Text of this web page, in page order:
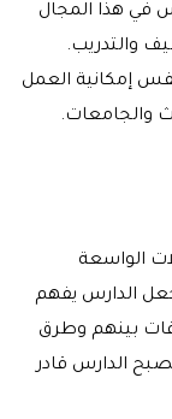
في هذا المجال
والتدريب.
إمكانية العمل
والجامعات.
الواسعة
الدارس يفهم
بينهم وطرق
الدارس قادر